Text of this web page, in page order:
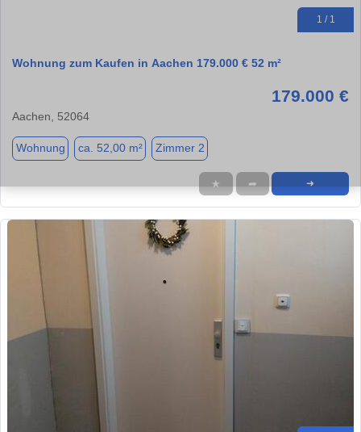
1 / 1
Wohnung zum Kaufen in Aachen 179.000 € 52 m²
179.000 €
Aachen, 52064
Wohnung ca. 52,00 m² Zimmer 2
★ ➦ ➜